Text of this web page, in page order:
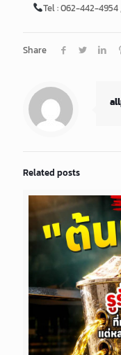
Tel : 062-442-
Share
Related posts